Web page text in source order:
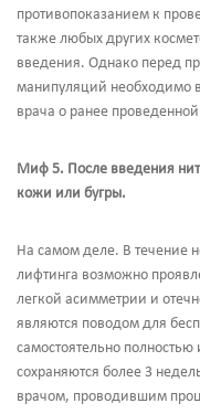
противопоказанием к
также любых других
введения. Однако перед
манипуляций необходимо
врача о ранее
Миф 5. После введения
кожи или бугры.
На самом деле. В течение
лифтинга возможно
легкой асимметрии и
являются поводом для
самостоятельно
сохраняются более 3
врачом, проводившим